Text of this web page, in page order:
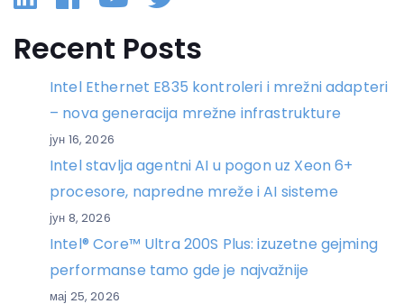
Recent Posts
Intel Ethernet E835 kontroleri i mrežni adapteri
– nova generacija mrežne infrastrukture
јун 16, 2026
Intel stavlja agentni AI u pogon uz Xeon 6+
procesore, napredne mreže i AI sisteme
јун 8, 2026
Intel® Core™ Ultra 200S Plus: izuzetne gejming
performanse tamo gde je najvažnije
мај 25, 2026